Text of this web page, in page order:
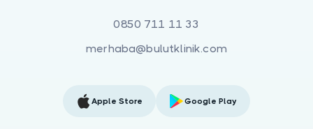
0850 711 11 33
merhaba@bulutklinik.com
Apple Store Google Play